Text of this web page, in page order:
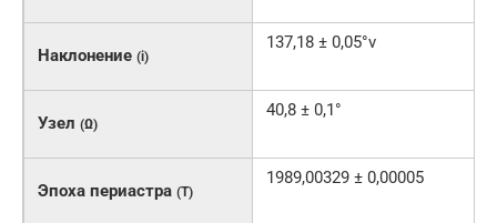
Наклонение (i)
137,18 ± 0,05°v
Узел (Ω)
40,8 ± 0,1°
Эпоха периастра (T)
1989,00329 ± 0,00005